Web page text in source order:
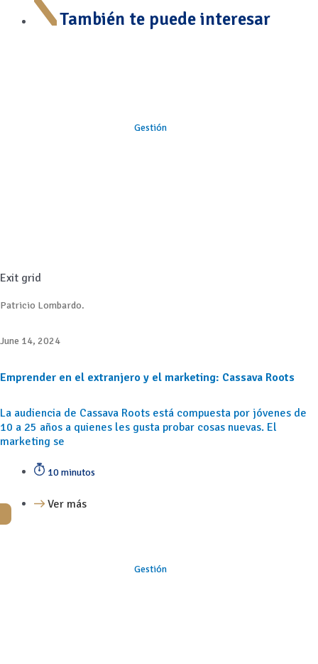
También te puede interesar
Gestión
Exit grid
Patricio Lombardo.
June 14, 2024
Emprender en el extranjero y el marketing: Cassava Roots
La audiencia de Cassava Roots está compuesta por jóvenes de
10 a 25 años a quienes les gusta probar cosas nuevas. El
marketing se
10 minutos
Ver más
Gestión